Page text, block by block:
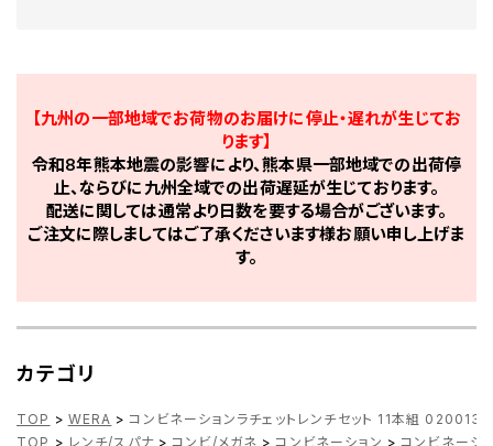
【九州の一部地域でお荷物のお届けに停止・遅れが生じてお
ります】
令和8年熊本地震の影響により、熊本県一部地域での出荷停
止、ならびに九州全域での出荷遅延が生じております。
配送に関しては通常より日数を要する場合がございます。
ご注文に際しましてはご了承くださいます様お願い申し上げま
す。
カテゴリ
TOP > WERA > コンビネーションラチェットレンチセット 11本組 020013
TOP > レンチ/スパナ > コンビ/メガネ > コンビネーション > コンビネーシ